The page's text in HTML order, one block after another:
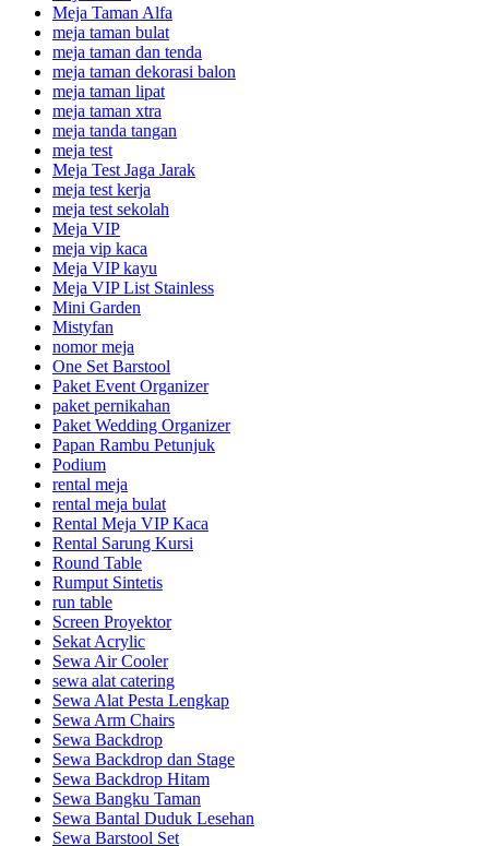
Meja Taman Alfa
meja taman bulat
meja taman dan tenda
meja taman dekorasi balon
meja taman lipat
meja taman xtra
meja tanda tangan
meja test
Meja Test Jaga Jarak
meja test kerja
meja test sekolah
Meja VIP
meja vip kaca
Meja VIP kayu
Meja VIP List Stainless
Mini Garden
Mistyfan
nomor meja
One Set Barstool
Paket Event Organizer
paket pernikahan
Paket Wedding Organizer
Papan Rambu Petunjuk
Podium
rental meja
rental meja bulat
Rental Meja VIP Kaca
Rental Sarung Kursi
Round Table
Rumput Sintetis
run table
Screen Proyektor
Sekat Acrylic
Sewa Air Cooler
sewa alat catering
Sewa Alat Pesta Lengkap
Sewa Arm Chairs
Sewa Backdrop
Sewa Backdrop dan Stage
Sewa Backdrop Hitam
Sewa Bangku Taman
Sewa Bantal Duduk Lesehan
Sewa Barstool Set